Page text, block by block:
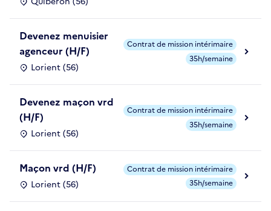
Devenez menuisier
agenceur (H/F)
Lorient (56)
Contrat de mission intérimaire
35h/semaine
Devenez maçon vrd
(H/F)
Lorient (56)
Contrat de mission intérimaire
35h/semaine
Maçon vrd (H/F)
Lorient (56)
Contrat de mission intérimaire
35h/semaine